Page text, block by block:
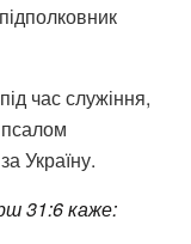
час служіння,
Україну.
31:6 каже: